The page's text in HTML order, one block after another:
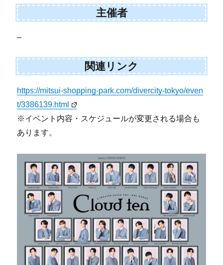
主催者
–
関連リンク
https://mitsui-shopping-park.com/divercity-tokyo/even
t/3386139.html
※イベント内容・スケジュールが変更される場合も
あります。